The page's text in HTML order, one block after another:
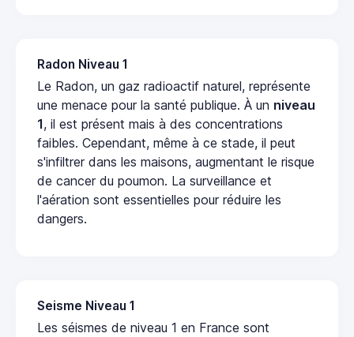
Radon Niveau 1
Le Radon, un gaz radioactif naturel, représente
une menace pour la santé publique. À un niveau
1, il est présent mais à des concentrations
faibles. Cependant, même à ce stade, il peut
s'infiltrer dans les maisons, augmentant le risque
de cancer du poumon. La surveillance et
l'aération sont essentielles pour réduire les
dangers.
Seisme Niveau 1
Les séismes de niveau 1 en France sont